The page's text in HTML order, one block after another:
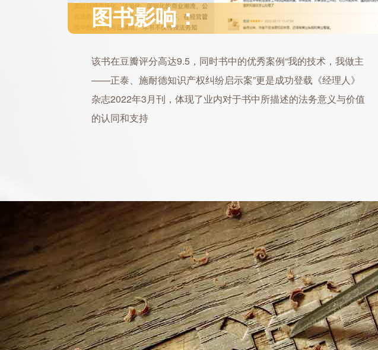
图书影响：
该书在豆瓣评分高达9.5，同时书中的优秀案例“我的技术，我做主
——正泰、施耐德知识产权纠纷启示案”更是成功登载《经理人》
杂志2022年3月刊，体现了业内对于书中所描述的法务意义与价值
的认同和支持